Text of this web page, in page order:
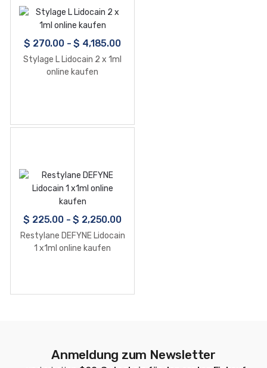
$ 270.00-$ 4,185.00
Stylage L Lidocain 2 x 1ml
online kaufen
$ 225.00-$ 2,250.00
Restylane DEFYNE Lidocain
1 x1ml online kaufen
Anmeldung zum Newsletter